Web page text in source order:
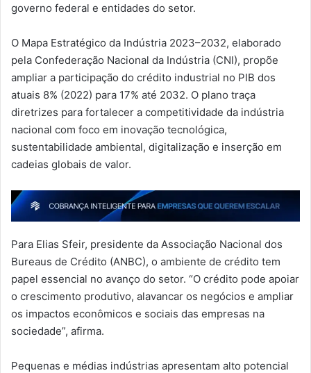
governo federal e entidades do setor.
O Mapa Estratégico da Indústria 2023–2032, elaborado
pela Confederação Nacional da Indústria (CNI), propõe
ampliar a participação do crédito industrial no PIB dos
atuais 8% (2022) para 17% até 2032. O plano traça
diretrizes para fortalecer a competitividade da indústria
nacional com foco em inovação tecnológica,
sustentabilidade ambiental, digitalização e inserção em
cadeias globais de valor.
Para Elias Sfeir, presidente da Associação Nacional dos
Bureaus de Crédito (ANBC), o ambiente de crédito tem
papel essencial no avanço do setor. “O crédito pode apoiar
o crescimento produtivo, alavancar os negócios e ampliar
os impactos econômicos e sociais das empresas na
sociedade”, afirma.
Pequenas e médias indústrias apresentam alto potencial